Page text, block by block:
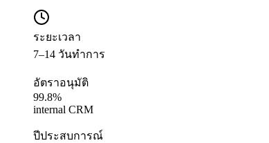
ระยะเวลา
7–14 วันทำการ
อัตราอนุมัติ
99.8%
internal CRM
ปีประสบการณ์